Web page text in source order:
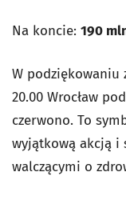
Na koncie: 190
W podziękowaniu
20.00 Wrocław
czerwono. To
wyjątkową akcją i
walczącymi o